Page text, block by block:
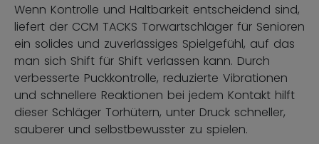
Wenn Kontrolle und Haltbarkeit entscheidend sind,
liefert der CCM TACKS Torwartschläger für Senioren
ein solides und zuverlässiges Spielgefühl, auf das
man sich Shift für Shift verlassen kann. Durch
verbesserte Puckkontrolle, reduzierte Vibrationen
und schnellere Reaktionen bei jedem Kontakt hilft
dieser Schläger Torhütern, unter Druck schneller,
sauberer und selbstbewusster zu spielen.